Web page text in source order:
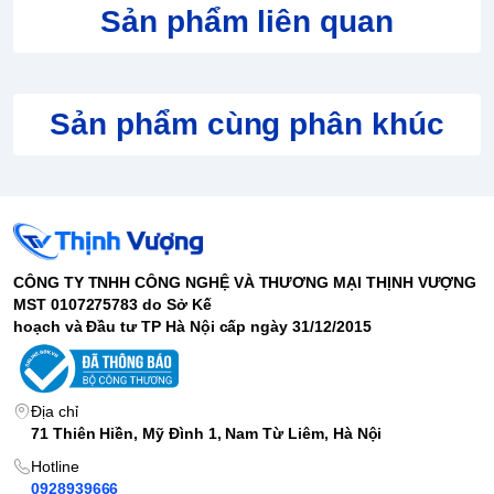
SSD M.2 NMVe 512GB
16 inch FHD
nối
cổng sạc
Trọng
lượng
1.75 kg
Pin
3h sử dụng liên tục
Hệ
điều
hành
Windows 11
Là một trong top dòng sản phẩm giúp gây dựng nên đế chế
Lenovo hùng mạnh, lọt top các hãng máy tính được nhiều doanh
nghiệp tin dùng, Máy tính xách tay Thinkbook với thiết kế cổ điển,
Sản phẩm liên quan
Sản phẩm cùng phân khúc
CÔNG TY TNHH CÔNG NGHỆ VÀ THƯƠNG MẠI THỊNH VƯỢNG
MST 0107275783 do Sở Kế
hoạch và Đầu tư TP Hà Nội cấp ngày 31/12/2015
Địa chỉ
71 Thiên Hiền, Mỹ Đình 1, Nam Từ Liêm, Hà Nội
Hotline
0928939666